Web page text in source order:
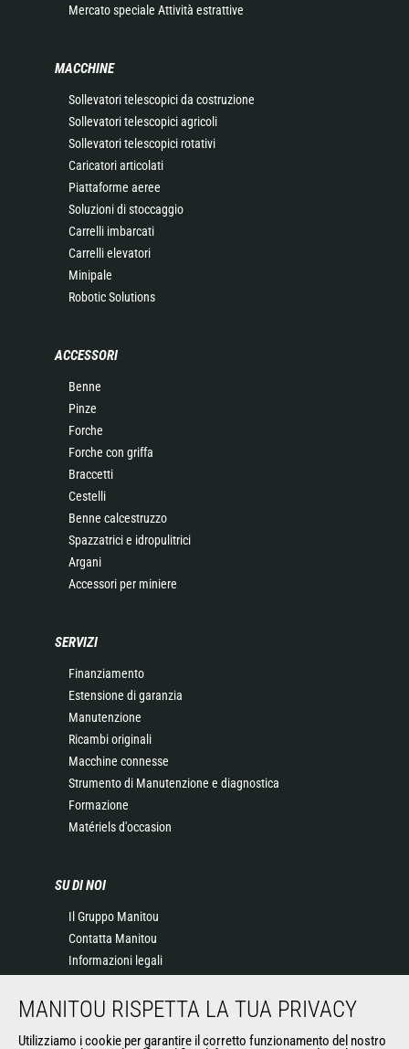
Mercato speciale Attività estrattive
MACCHINE
Sollevatori telescopici da costruzione
Sollevatori telescopici agricoli
Sollevatori telescopici rotativi
Caricatori articolati
Piattaforme aeree
Soluzioni di stoccaggio
Carrelli imbarcati
Carrelli elevatori
Minipale
Robotic Solutions
ACCESSORI
Benne
Pinze
Forche
Forche con griffa
Braccetti
Cestelli
Benne calcestruzzo
Spazzatrici e idropulitrici
Argani
Accessori per miniere
SERVIZI
Finanziamento
Estensione di garanzia
Manutenzione
Ricambi originali
Macchine connesse
Strumento di Manutenzione e diagnostica
Formazione
Matériels d'occasion
SU DI NOI
Il Gruppo Manitou
Contatta Manitou
Informazioni legali
News
MANITOU RISPETTA LA TUA PRIVACY
Utilizziamo i cookie per garantire il corretto funzionamento del nostro